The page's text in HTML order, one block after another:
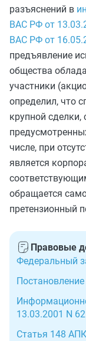
разъяснений в
ВАС РФ от
ВАС РФ от
предъявление
общества
участники
определил, что
крупной
числе, при
является
обращается
претензионный
Правовые
Федеральный
13.03.2001 N 62
Статья 148